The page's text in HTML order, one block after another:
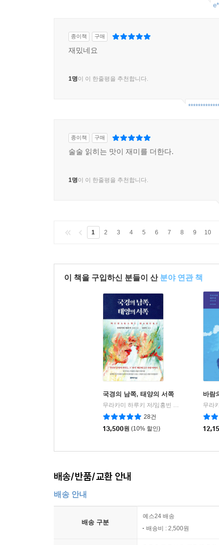
종이책 구매
재밌네요
1명이 이 한줄평을 추천합니다.
종이책 구매
술술 읽히는 맛이 재미를 더한다.
1명이 이 한줄평을 추천합니다.
1 2 3 4 5 6 7 8 9 10
이 책을 구입하신 분들이 산 분야 연관 책
국경의 남쪽, 태양의 서쪽
무라카미 하루키 저/임홍빈 역
문학사상
28건
13,500원 (10% 할인)
바람
배송/반품/교환 안내
배송 안내
배송 구분
예스24 배송
배송비 : 2,500원